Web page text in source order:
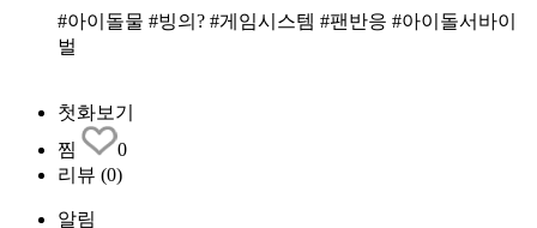
#아이돌물 #빙의? #게임시스템 #팬반응 #아이돌서바이
벌
첫화보기
찜
0
리뷰 (0)
알림